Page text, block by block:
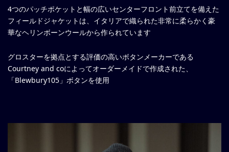
4つのパッチポケットと幅の広いセンターフロント前立てを備えた
フィールドジャケットは、イタリアで織られた非常に柔らかく豪
華なヘリンボーンウールから作られています
グロスターを拠点とする評価の高いボタンメーカーである
Courtney and coによってオーダーメイドで作成された、
「Blewbury105」ボタンを使用